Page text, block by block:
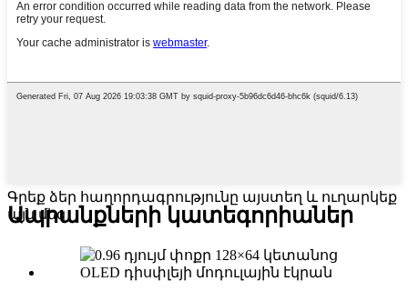
Գրեք ձեր հաղորդագրությունը այստեղ և ուղարկեք
այն մեզ
Ապրանքների կատեգորիաներ